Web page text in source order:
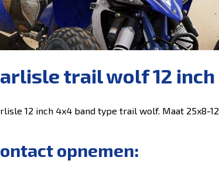
trail wolf 12 inch
12 inch 4x4 band type trail wolf. Maat 25x8-12
opnemen: